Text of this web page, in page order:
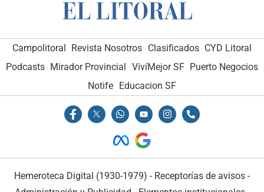
Campolitoral Revista Nosotros Clasificados CYD Litoral
Podcasts Mirador Provincial VivíMejor SF Puerto Negocios
Notife Educacion SF
Hemeroteca Digital (1930-1979) - Receptorías de avisos -